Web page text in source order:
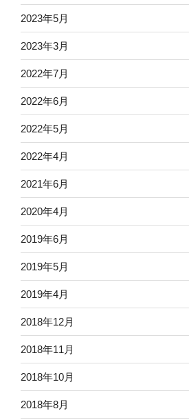
2023年5月
2023年3月
2022年7月
2022年6月
2022年5月
2022年4月
2021年6月
2020年4月
2019年6月
2019年5月
2019年4月
2018年12月
2018年11月
2018年10月
2018年8月